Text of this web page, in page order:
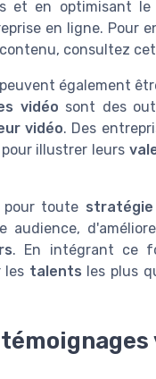
et en optimisant le
en ligne. Pour
consultez cet
également
vidéo sont des
vidéo. Des
pour illustrer leurs
pour toute stratégie
. En intégrant ce
les talents les plus